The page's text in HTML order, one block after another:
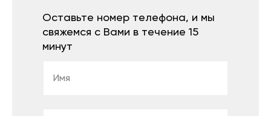
Оставьте номер телефона, и мы
свяжемся с Вами в течение 15
минут